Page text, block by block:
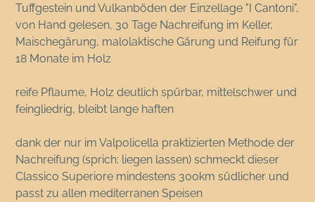
Tuffgestein und Vulkanböden der Einzellage "I Cantoni",
von Hand gelesen, 30 Tage Nachreifung im Keller,
Maischegärung, malolaktische Gärung und Reifung für
18 Monate im Holz
reife Pflaume, Holz deutlich spürbar, mittelschwer und
feingliedrig, bleibt lange haften
dank der nur im Valpolicella praktizierten Methode der
Nachreifung (sprich: liegen lassen) schmeckt dieser
Classico Superiore mindestens 300km südlicher und
passt zu allen mediterranen Speisen